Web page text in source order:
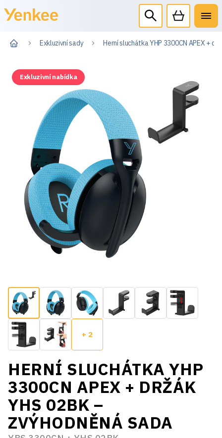
Exkluzivní sady Herní sluchátka YHP 3300CN APEX +
Exkluzivní nabídka
+ 2
HERNÍ SLUCHÁTKA YHP
3300CN APEX + DRŽÁK
YHS 02BK –
ZVÝHODNĚNÁ SADA